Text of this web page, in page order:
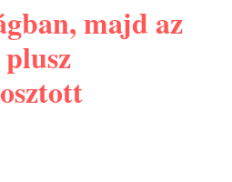
majd az
plusz